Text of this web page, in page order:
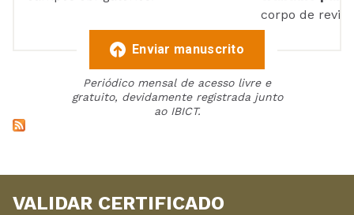
corpo de
Enviar manuscrito
Periódico mensal de acesso livre e
gratuito, devidamente registrada junto
ao IBICT.
VALIDAR CERTIFICADO